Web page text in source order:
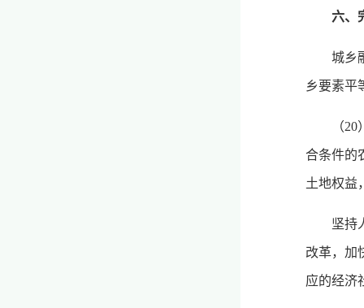
六、
城乡
乡要素平
（
合条件的
土地权益
坚持
改革，加
应的经济